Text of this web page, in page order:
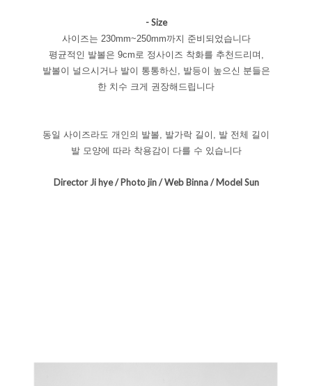
- Size
사이즈는 230mm~250mm까지 준비되었습니다
평균적인 발볼은 9cm로 정사이즈 착화를 추천드리며,
발볼이 널으시거나 발이 통통하신, 발등이 높으신 분들은
한 치수 크게 권장해드립니다
동일 사이즈라도 개인의 발볼, 발가락 길이, 발 전체 길이
발 모양에 따라 착용감이 다를 수 있습니다
Director Ji hye / Photo jin / Web Binna / Model Sun